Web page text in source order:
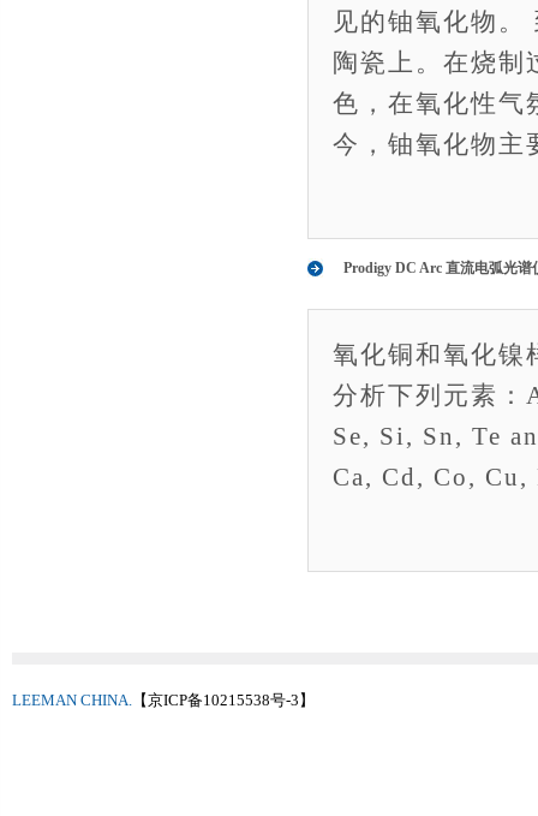
见的铀氧化物
陶瓷上。在烧制
色，在氧化性气
今，铀氧化物主
Prodigy DC Arc 直流电弧光
氧化铜和氧化镍
分析下列元素
Se, Si, Sn, Te
Ca, Cd, Co,
LEEMAN CHINA. 【京ICP备10215538号-3】